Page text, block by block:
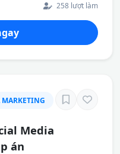
258 lượt làm
Media
án